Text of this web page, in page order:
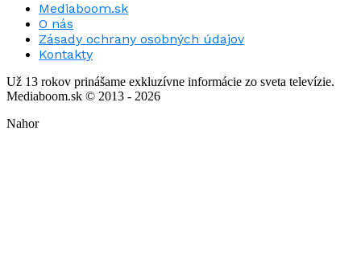
Mediaboom.sk
O nás
Zásady ochrany osobných údajov
Kontakty
Už 13 rokov prinášame exkluzívne informácie zo sveta televízie.
Mediaboom.sk © 2013 - 2026
Nahor